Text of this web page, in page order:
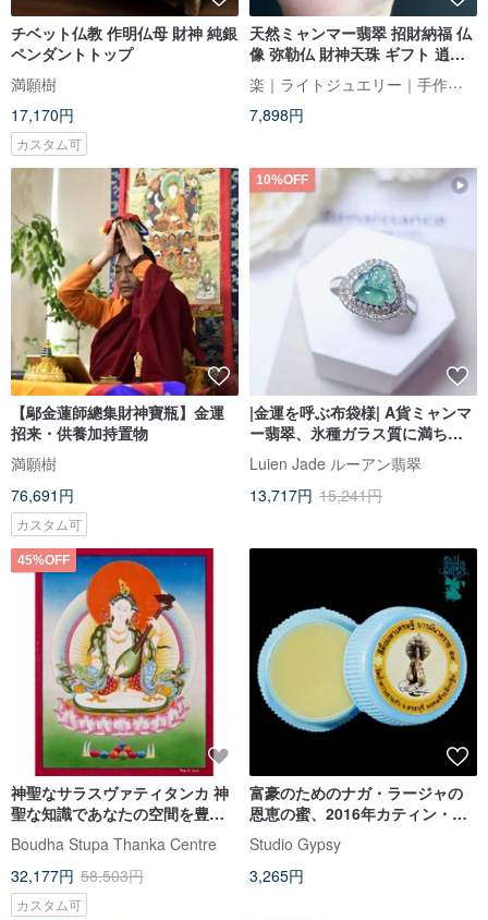
チベット仏教 作明仏母 財神 純銀
ペンダントトップ
満願樹
17,170円
カスタム可
天然ミャンマー翡翠 招財納福 仏
像 弥勒仏 財神天珠 ギフト 逍遥
仏
楽｜ライトジュエリー｜手作りのエネルギー
7,898円
【鄔金蓮師總集財神寶瓶】金運
招来・供養加持置物
満願樹
76,691円
カスタム可
10%OFF
|金運を呼ぶ布袋様| A貨ミャンマ
ー翡翠、氷種ガラス質に満ちた
深い晴れやかな青の布袋様
8.8mm、純銀18K金メッキリン
グ
Luien Jade ルーアン翡翠
13,717円 15,241円
45%OFF
神聖なサラスヴァティタンカ 神
聖な知識であなたの空間を豊か
にする
Boudha Stupa Thanka Centre
32,177円 58,503円
カスタム可
富豪のためのナガ・ラージャの
恩恵の蜜、2016年カティン・サ
マキー（合同カティン儀式）記
念品
Studio Gypsy
3,265円